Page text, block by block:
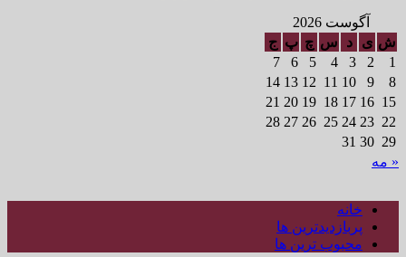
آگوست 2026
ش ی د س چ پ ج
1
2
3
4
5
6
7
8
9
10
11
12
13
14
15
16
17
18
19
20
21
22
23
24
25
26
27
28
29
30
31
« مه
خانه
پربازدیدترین ها
محبوب ترین ها